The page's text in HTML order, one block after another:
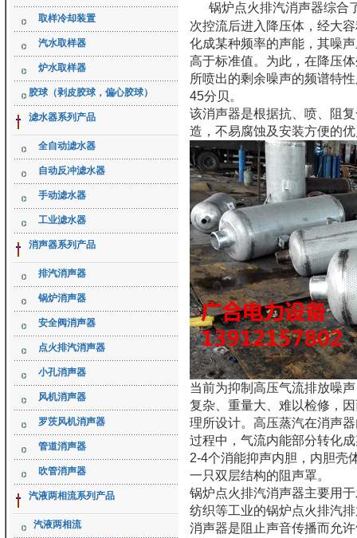
取样冷却装置
汽水取样器
炉水取样器
胶球（剥皮胶球，偏心胶球）
滤水器系列产品
全自动滤水器
自动反冲滤水器
手动滤水器
工业滤水器
消声器系列产品
排汽消声器
锅炉消声器
安全阀消声器
点火排汽消声器
小孔消声器
风机消声器
罗茨风机消声器
管道消声器
吹管消声器
汽液两相流系列产品
汽液两相流
锅炉点火排汽消声器综合
次控流后进入降压体，经大
化成某种频率的声能，其噪
高于标准值。为此，在降压
所喷出的剩余噪声的频谱特
45分贝。
该消声器是根据抗、喷、阻
造，不易腐蚀及安装方便的
当前为抑制高压气流排放噪
复杂、重量大、难以检修，
理所设计。高压蒸汽在消声
过程中，气流内能部分转化
2-4个消能抑声内胆，内胆壳
一只双层结构的阻声罩。
锅炉点火排汽消声器主要用
纺织等工业的锅炉点火排汽
消声器是阻止声音传播而允